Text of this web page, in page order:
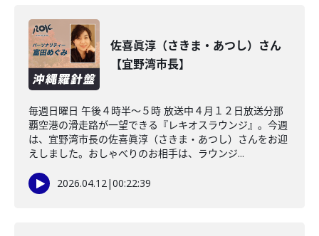
佐喜眞淳（さきま・あつし）さん
【宜野湾市長】
毎週日曜日 午後４時半～５時 放送中４月１２日放送分那
覇空港の滑走路が一望できる『レキオスラウンジ』。今週
は、宜野湾市長の佐喜眞淳（さきま・あつし）さんをお迎
えしました。おしゃべりのお相手は、ラウンジ...
2026.04.12|00:22:39